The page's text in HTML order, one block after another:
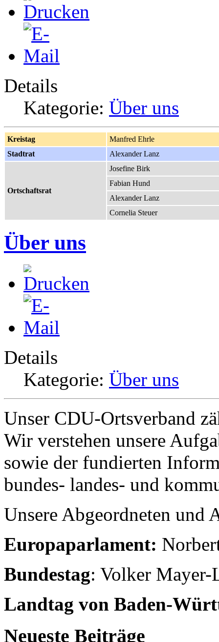
Details
Kategorie: Über uns
Kreistag
Manfred Ehrle
Stadtrat
Alexander Lanz
Ortschaftsrat
Josefine Birk
Fabian Hund
Alexander Lanz
Cornelia Steuer
Über uns
Details
Kategorie: Über uns
Unser CDU-Ortsverband
Wir verstehen unsere
sowie der fundierten
bundes- landes- und
Unsere Abgeordneten und
Europaparlament:
Bundestag: Volker
Landtag von Baden-
Neueste Beiträge